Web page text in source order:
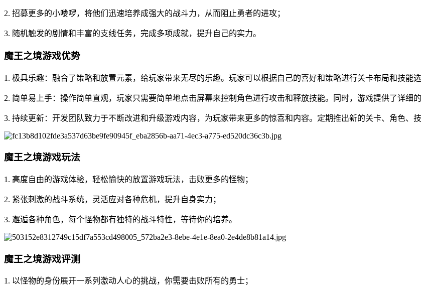
2. 招募更多的小喽啰，将他们迅速培养成强大的战斗力，从而阻止勇者的进攻；
3. 随机触发的剧情和丰富的支线任务，完成多项成就，提升自己的实力。
魔王之境游戏优势
1. 极具乐趣：融合了策略和放置元素，给玩家带来无尽的乐趣。玩家可以根据自己的喜好和策略进行关卡布局和技能
2. 简单易上手：操作简单直观，玩家只需要简单地点击屏幕来控制角色进行攻击和释放技能。同时，游戏提供了详细
3. 持续更新：开发团队致力于不断改进和升级游戏内容，为玩家带来更多的惊喜和内容。定期推出新的关卡、角色、
魔王之境游戏玩法
1. 高度自由的游戏体验，轻松愉快的放置游戏玩法，击败更多的怪物；
2. 紧张刺激的战斗系统，灵活应对各种危机，提升自身实力；
3. 邂逅各种角色，每个怪物都有独特的战斗特性，等待你的培养。
魔王之境游戏评测
1. 以怪物的身份展开一系列激动人心的挑战，你需要击败所有的勇士；